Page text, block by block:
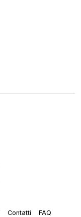
Contatti
FAQ